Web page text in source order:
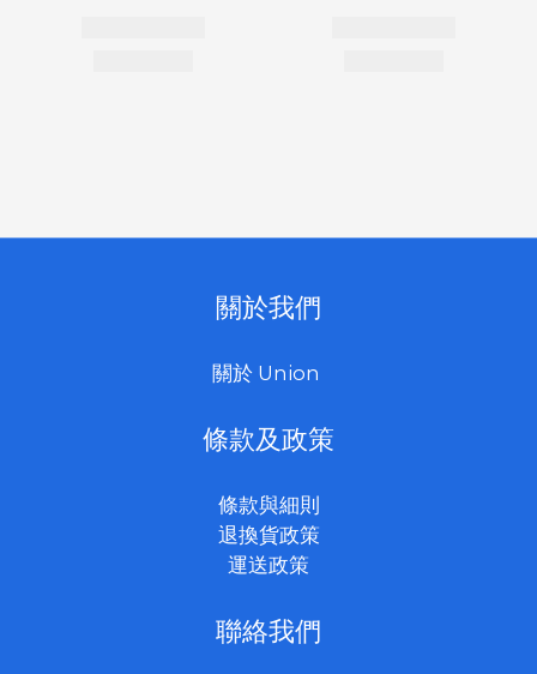
關於我們
關於 Union
條款及政策
條款與細則
退換貨政策
運送政策
聯絡我們